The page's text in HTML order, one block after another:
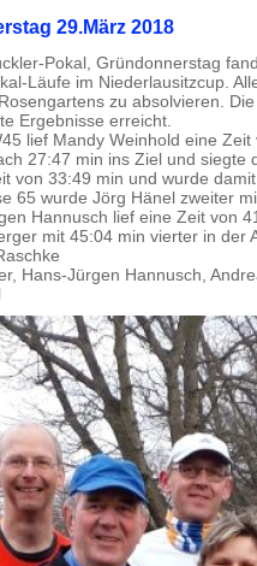
29.März 2018
Pokal, Gründonnerstag
Läufe im Niederlausitzcup.
zu absolvieren.
Ergebnisse erreicht.
lief Mandy Weinhold eine
27:47 min ins Ziel und siegte
von 33:49 min und wurde
65 wurde Jörg Hänel zweiter
Hannusch lief eine Zeit von
mit 45:04 min vierter in der
Hans-Jürgen Hannusch,